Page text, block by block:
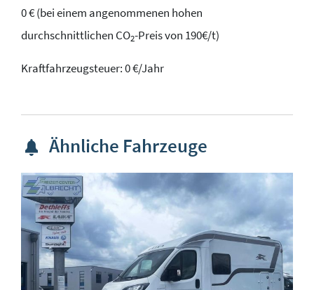
0 € (bei einem angenommenen hohen
durchschnittlichen CO2-Preis von 190€/t)
Kraftfahrzeugsteuer:0 €/Jahr
Ähnliche Fahrzeuge